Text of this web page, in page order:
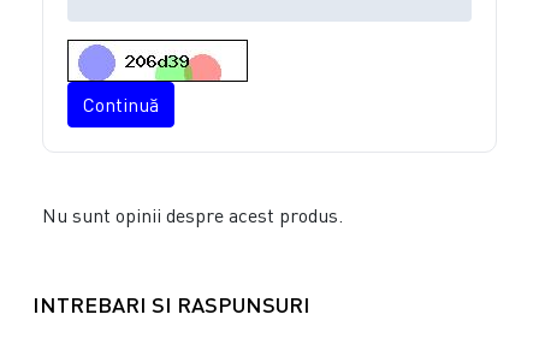
Continuă
Nu sunt opinii despre acest produs.
INTREBARI SI RASPUNSURI